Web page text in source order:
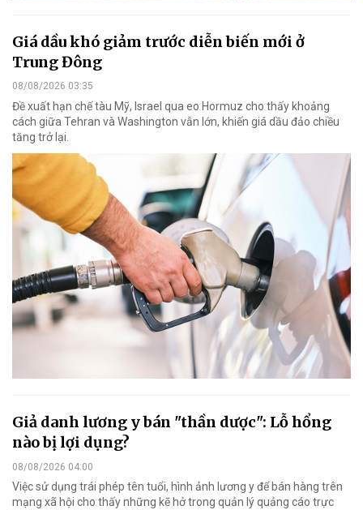
Giá dầu khó giảm trước diễn biến mới ở
Trung Đông
08/08/2026 03:35
Đề xuất hạn chế tàu Mỹ, Israel qua eo Hormuz cho thấy khoảng
cách giữa Tehran và Washington vẫn lớn, khiến giá dầu đảo chiều
tăng trở lại.
Giả danh lương y bán "thần dược": Lỗ hổng
nào bị lợi dụng?
08/08/2026 04:00
Việc sử dụng trái phép tên tuổi, hình ảnh lương y để bán hàng trên
mạng xã hội cho thấy những kẽ hở trong quản lý quảng cáo trực